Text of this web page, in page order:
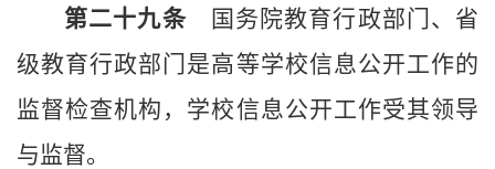
第二十九条国务院教育行政部门、省
级教育行政部门是高等学校信息公开工作的
监督检查机构， 学校信息公开工作受其领导
与监督。